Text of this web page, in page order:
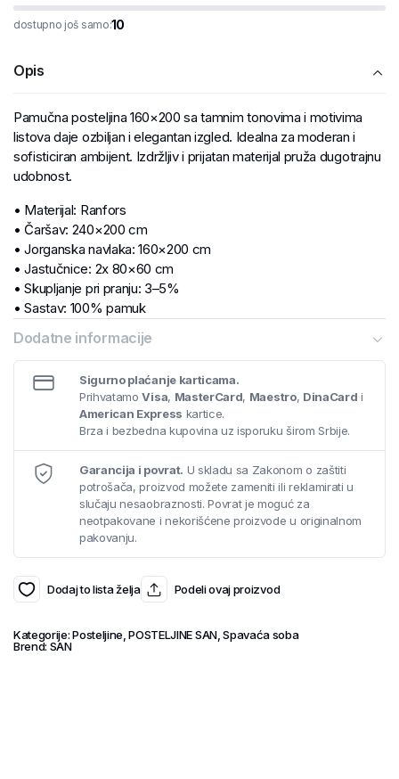
dostupno još samo:10
Opis
Pamučna posteljina 160×200 sa tamnim tonovima i motivima
listova daje ozbiljan i elegantan izgled. Idealna za moderan i
sofisticiran ambijent. Izdržljiv i prijatan materijal pruža dugotrajnu
udobnost.
• Materijal: Ranfors
• Čaršav: 240×200 cm
• Jorganska navlaka: 160×200 cm
• Jastučnice: 2x 80×60 cm
• Skupljanje pri pranju: 3–5%
• Sastav: 100% pamuk
• Gramatura: 125 g/m²
Dodatne informacije
Sigurno plaćanje karticama.
PrihvatamoVisa, MasterCard, Maestro, DinaCard i
American Express kartice.
Brza i bezbedna kupovina uz isporuku širom Srbije.
Garancija i povrat. U skladu sa Zakonom o zaštiti
potrošača, proizvod možete zameniti ili reklamirati u
slučaju nesaobraznosti. Povrat je moguć za
neotpakovane i nekorišćene proizvode u originalnom
pakovanju.
Dodaj to lista želja Podeli ovaj proizvod
Kategorije:Posteljine ,POSTELJINE SAN,Spavaća soba
Brend: SAN